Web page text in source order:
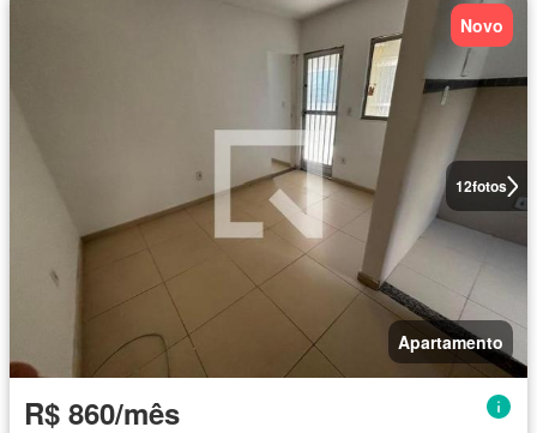
12fotos
Novo
Apartamento
R$ 860/mês